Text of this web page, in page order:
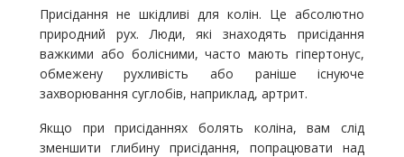
Присідання не шкідливі для колін. Це абсолютно
природний рух. Люди, які знаходять присідання
важкими або болісними, часто мають гіпертонус,
обмежену рухливість або раніше існуюче
захворювання суглобів, наприклад, артрит.
Якщо при присіданнях болять коліна, вам слід
зменшити глибину присідання, попрацювати над